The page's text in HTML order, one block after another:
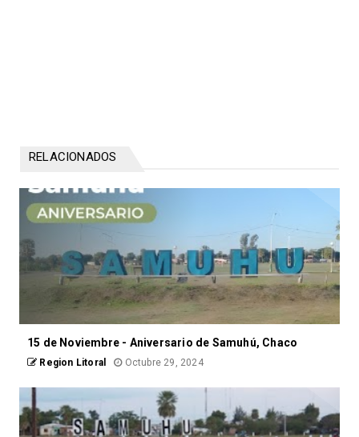
RELACIONADOS
15 de Noviembre - Aniversario de Samuhú, Chaco
Region Litoral Octubre 29, 2024